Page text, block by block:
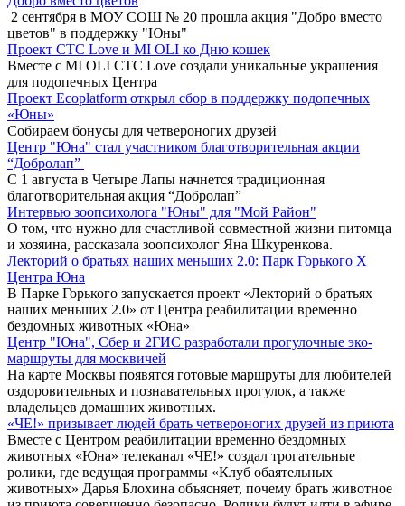
2 сентября в МОУ СОШ № 20 прошла акция "Добро вместо
цветов" в поддержку "Юны"
Проект СТС Love и MI OLI ко Дню кошек
Вместе с MI OLI СТС Love создали уникальные украшения
для подопечных Центра
Проект Ecoplatform открыл сбор в поддержку подопечных
«Юны»
Собираем бонусы для четвероногих друзей
Центр "Юна" стал участником благотворительная акции
“Добролап”
С 1 августа в Четыре Лапы начнется традиционная
благотворительная акция “Добролап”
Интервью зоопсихолога "Юны" для "Мой Район"
О том, что нужно для счастливой совместной жизни питомца
и хозяина, рассказала зоопсихолог Яна Шкуренкова.
Лекторий о братьях наших меньших 2.0: Парк Горького X
Центра Юна
В Парке Горького запускается проект «Лекторий о братьях
наших меньших 2.0» от Центра реабилитации временно
бездомных животных «Юна»
Центр "Юна", Сбер и 2ГИС разработали прогулочные эко-
маршруты для москвичей
На карте Москвы появятся готовые маршруты для любителей
оздоровительных и познавательных прогулок, а также
владельцев домашних животных.
«ЧЕ!» призывает людей брать четвероногих друзей из приюта
Вместе с Центром реабилитации временно бездомных
животных «Юна» телеканал «ЧЕ!» создал трогательные
ролики, где ведущая программы «Клуб обаятельных
животных» Дарья Блохина объясняет, почему брать животное